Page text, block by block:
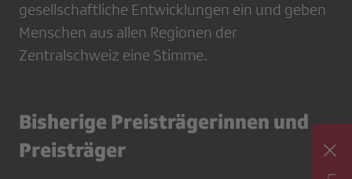
gesellschaftliche Entwicklungen ein und geben
Menschen aus allen Regionen der
Zentralschweiz eine Stimme.
Bisherige Preisträgerinnen und
Preisträger